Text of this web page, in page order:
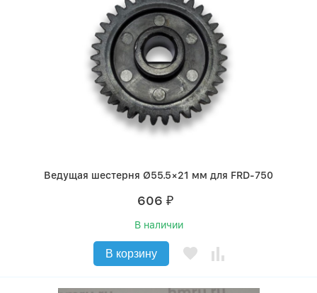
Ведущая шестерня Ø55.5×21 мм для FRD-750
606 ₽
В наличии
В корзину